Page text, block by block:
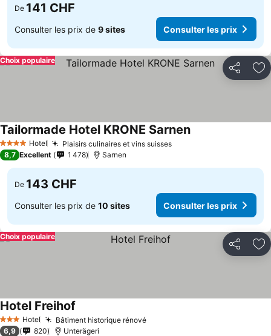
De 141 CHF
Consulter les prix de 9 sites Consulter les prix
Partager
Choix populaire
4 Étoiles Hotel Plaisirs culinaires et vins suisses
Tailormade Hotel KRONE Sarnen
8,7 Excellent 1 478 Sarnen
De 143 CHF
Consulter les prix de 10 sites Consulter les prix
Partager
Choix populaire
3 ÉtoilesHotel Bâtiment historique rénové
Hotel Freihof
6,9 820 Unterägeri